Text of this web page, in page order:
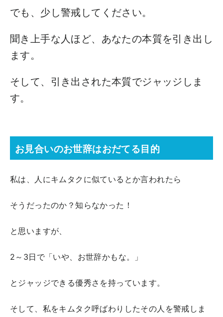
でも、少し警戒してください。
聞き上手な人ほど、あなたの本質を引き出し
ます。
そして、引き出された本質でジャッジしま
す。
お見合いのお世辞はおだてる目的
私は、人にキムタクに似ているとか言われたら
そうだったのか？知らなかった！
と思いますが、
2～3日で「いや、お世辞かもな。」
とジャッジできる優秀さを持っています。
そして、私をキムタク呼ばわりしたその人を警戒しま